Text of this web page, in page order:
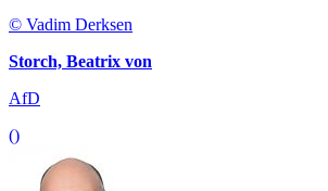
© Vadim Derksen
Storch, Beatrix von
AfD
()